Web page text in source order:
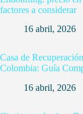
factores a considerar
16 abril, 2026
Casa de
Colombia: Guía
16 abril, 2026